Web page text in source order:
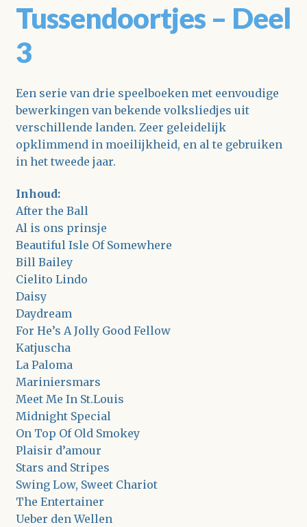
Tussendoortjes – Deel
3
Een serie van drie speelboeken met eenvoudige
bewerkingen van bekende volksliedjes uit
verschillende landen. Zeer geleidelijk
opklimmend in moeilijkheid, en al te gebruiken
in het tweede jaar.
Inhoud:
After the Ball
Al is ons prinsje
Beautiful Isle Of Somewhere
Bill Bailey
Cielito Lindo
Daisy
Daydream
For He’s A Jolly Good Fellow
Katjuscha
La Paloma
Mariniersmars
Meet Me In St.Louis
Midnight Special
On Top Of Old Smokey
Plaisir d’amour
Stars and Stripes
Swing Low, Sweet Chariot
The Entertainer
Ueber den Wellen